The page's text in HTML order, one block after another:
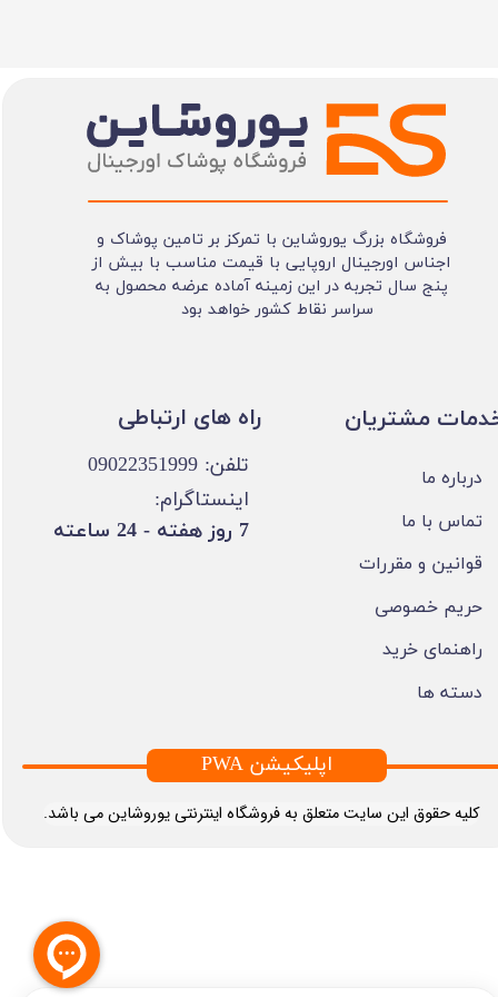
فروشگاه بزرگ یوروشاین با تمرکز بر تامین پوشاک و
اجناس اورجینال اروپایی با قیمت مناسب با بیش از
پنج سال تجربه در این زمینه آماده عرضه محصول به
سراسر نقاط کشور خواهد بود
​کلیه حقوق این سایت متعلق به فروشگاه اینترنتی یوروشاین می باشد.
مشتریان
درباره ما
تماس با ما
قوانین و مقررات
حریم خصوصی
راهنمای خرید
دسته ها
تلفن: 09022351999
اینستاگرام:
​7 روز هفته - 24 ساعته ​​​​​​​
PWA اپلیکیشن
​​راه های ارتباطی